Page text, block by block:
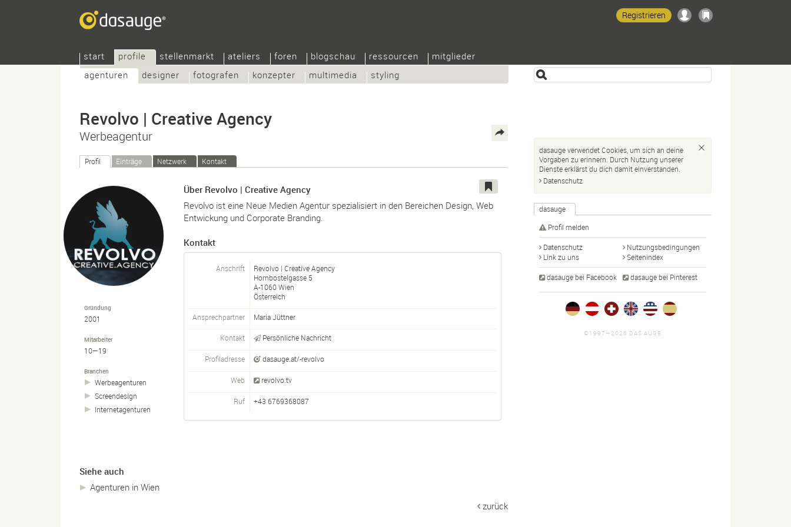
start
profile
agenturen
designer fotografen konzepter multimedia styling
stellenmarkt ateliers foren blogschau ressourcen mitglieder
Registrieren
Revolvo | Creative Agency
Werbeagentur
Profil Einträge Netzwerk Kontakt
Gründung
2001
Mitarbeiter
10—19
Branchen
Werbeagenturen
Screendesign
Internetagenturen
Über Revolvo | Creative Agency
Revolvo ist eine Neue Medien Agentur spezialisiert in den Bereichen Design, Web
Entwickung und Corporate Branding.
Kontakt
Anschrift
Revolvo | Creative Agency
Hornbostelgasse 5
A-1060Wien
Österreich
Ansprechpartner Maria Jüttner
Kontakt Persönliche Nachricht
Profiladresse dasauge.at/-revolvo
Web revolvo.tv
Ruf +43 6769368087
Siehe auch
Agenturen in Wien
zurück
dasauge verwendet Cookies, um sich an deine
Vorgaben zu erinnern. Durch Nutzung unserer
Dienste erklärst du dich damit einverstanden.
Datenschutz
dasauge
Profil melden
Datenschutz
Nutzungsbedingungen
Link zu uns
Seitenindex
dasauge bei Facebook dasauge bei Pinterest
©1997—2026 DAS AUGE